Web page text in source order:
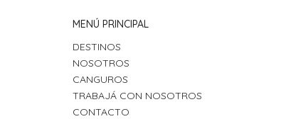
MENÚ PRINCIPAL
DESTINOS
NOSOTROS
CANGUROS
TRABAJÁ CON NOSOTROS
CONTACTO